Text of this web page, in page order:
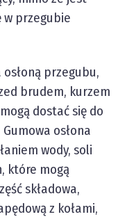
w przegubie
osłoną przegubu,
brudem, kurzem
dostać się do
osłona
wody, soli
które mogą
składowa,
z kołami,